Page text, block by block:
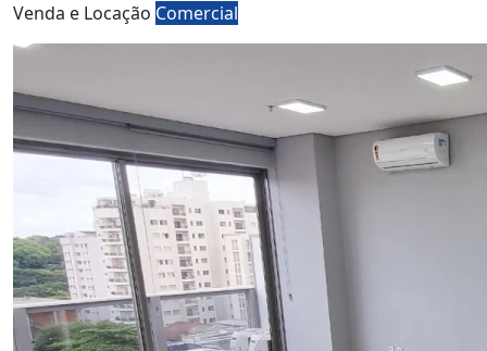
Venda e Locação Comercial